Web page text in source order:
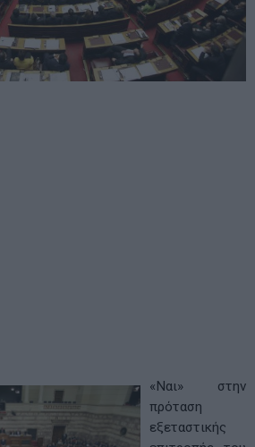
«Ναι» στην
πρόταση
εξεταστικής